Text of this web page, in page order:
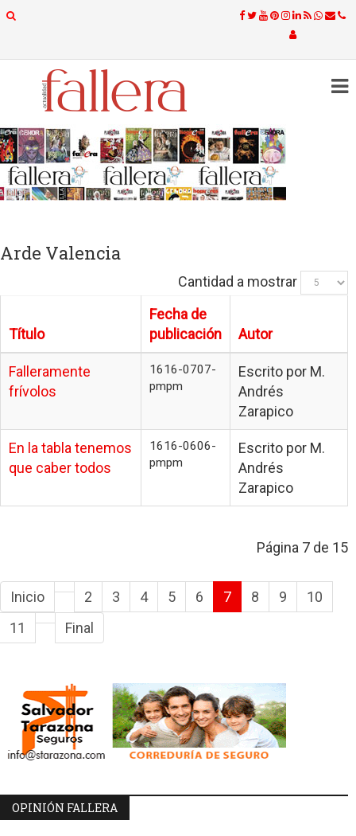
Arde Valencia
Cantidad a mostrar
Título
Fecha de
publicación
Autor
Falleramente
frívolos
1616-0707-
pmpm
Escrito por M.
Andrés
Zarapico
En la tabla tenemos
que caber todos
1616-0606-
pmpm
Escrito por M.
Andrés
Zarapico
Página 7 de 15
Inicio 2 3 4 5 6 7 8 9
10
11
Final
OPINIÓN FALLERA